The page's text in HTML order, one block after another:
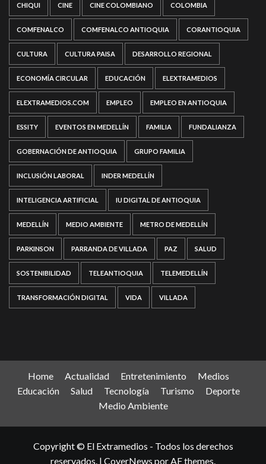
CHIQUI CINE CINE COLOMBIANO COLOMBIA
COMFENALCO COMFENALCO ANTIOQUIA CORANTIOQUIA
CULTURA CULTURA PAISA DESARROLLO REGIONAL
ECONOMÍA CIRCULAR EDUCACIÓN ELEXTRAMEDIOS
ELEXTRAMEDIOS.COM EMPLEO EMPLEO EN ANTIOQUIA
ESSITY EVENTOS EN MEDELLÍN FAMILIA FUNDALIANZA
GOBERNACIÓN DE ANTIOQUIA GRUPO FAMILIA
INCLUSIÓN LABORAL INDER MEDELLÍN
INTELIGENCIA ARTIFICIAL IU DIGITAL DE ANTIOQUIA
MEDELLÍN MEDIO AMBIENTE METRO DE MEDELLÍN
PARKINSON PARRANDA DE VILLADA PAZ SALUD
SOSTENIBILIDAD TELEANTIOQUIA TELEMEDELLÍN
TRANSFORMACIÓN DIGITAL VIDA VILLADA
Home Actualidad Entretenimiento
Medios
Educación
Salud Tecnología Turismo
Deporte
Medio Ambiente
Copyright © El Extramedios - Todos los derechos
reservados. | CoverNews por AF themes.